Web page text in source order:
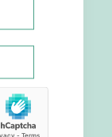
normalt